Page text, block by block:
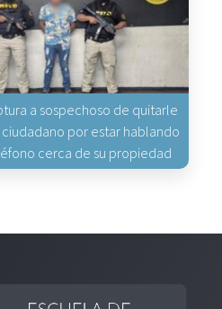
a sospechoso de quitarle
ciudadano por estar hablando
cerca de su propiedad